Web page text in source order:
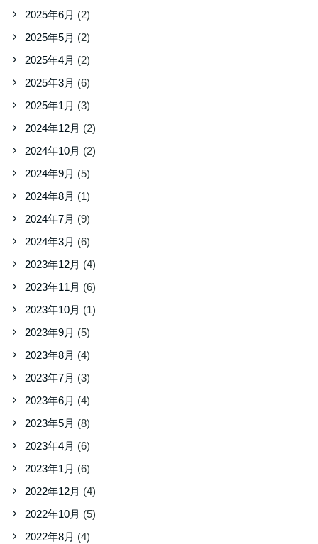
2025年6月 (2)
2025年5月 (2)
2025年4月 (2)
2025年3月 (6)
2025年1月 (3)
2024年12月 (2)
2024年10月 (2)
2024年9月 (5)
2024年8月 (1)
2024年7月 (9)
2024年3月 (6)
2023年12月 (4)
2023年11月 (6)
2023年10月 (1)
2023年9月 (5)
2023年8月 (4)
2023年7月 (3)
2023年6月 (4)
2023年5月 (8)
2023年4月 (6)
2023年1月 (6)
2022年12月 (4)
2022年10月 (5)
2022年8月 (4)